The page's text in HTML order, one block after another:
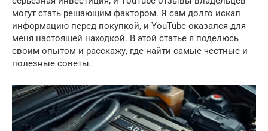
могут стать решающим фактором. Я сам долго искал
информацию перед покупкой, и YouTube оказался для
меня настоящей находкой. В этой статье я поделюсь
своим опытом и расскажу, где найти самые честные и
полезные советы.